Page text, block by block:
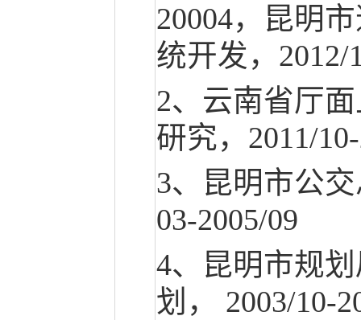
20004，昆明
统开发，2012/
2、云南省厅
研究，2011/
3、昆明市公
03-2005/09
4、昆明市规
划， 2003/10-